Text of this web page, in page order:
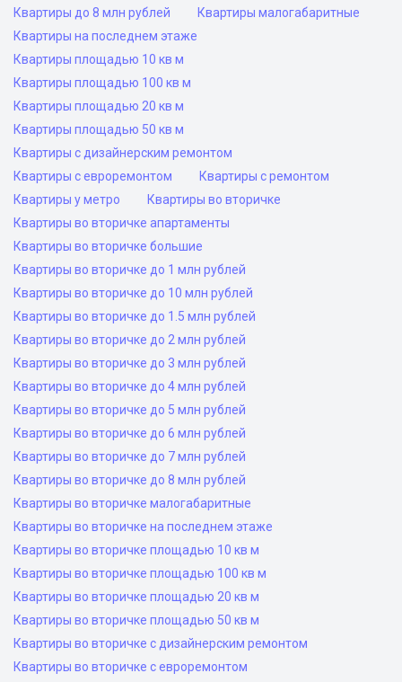
Квартиры до 8 млн рублей
Квартиры малогабаритные
Квартиры на последнем этаже
Квартиры площадью 10 кв м
Квартиры площадью 100 кв м
Квартиры площадью 20 кв м
Квартиры площадью 50 кв м
Квартиры с дизайнерским ремонтом
Квартиры с евроремонтом
Квартиры с ремонтом
Квартиры у метро
Квартиры во вторичке
Квартиры во вторичке апартаменты
Квартиры во вторичке большие
Квартиры во вторичке до 1 млн рублей
Квартиры во вторичке до 10 млн рублей
Квартиры во вторичке до 1.5 млн рублей
Квартиры во вторичке до 2 млн рублей
Квартиры во вторичке до 3 млн рублей
Квартиры во вторичке до 4 млн рублей
Квартиры во вторичке до 5 млн рублей
Квартиры во вторичке до 6 млн рублей
Квартиры во вторичке до 7 млн рублей
Квартиры во вторичке до 8 млн рублей
Квартиры во вторичке малогабаритные
Квартиры во вторичке на последнем этаже
Квартиры во вторичке площадью 10 кв м
Квартиры во вторичке площадью 100 кв м
Квартиры во вторичке площадью 20 кв м
Квартиры во вторичке площадью 50 кв м
Квартиры во вторичке с дизайнерским ремонтом
Квартиры во вторичке с евроремонтом